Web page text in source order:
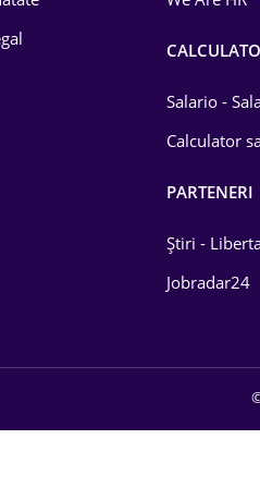
Salario -
Calculator
PARTENERI
Știri -
Jobradar24